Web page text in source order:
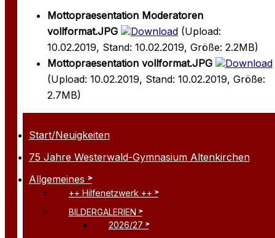
Start/Neuigkeiten
75 Jahre Westerwald-Gymnasium Altenkirchen
Allgemeines
++ Hilfenetzwerk ++
BILDERGALERIEN
2026/27
Mottopraesentation Moderatoren
vollformat.JPG
Download(Upload:
10.02.2019, Stand: 10.02.2019, Größe: 2.2MB)
Mottopraesentation vollformat.JPG
Download
(Upload: 10.02.2019, Stand: 10.02.2019, Größe:
2.7MB)